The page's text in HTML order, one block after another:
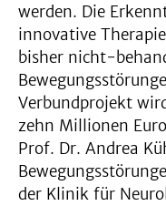
werden. Die
innovative
bisher nicht-
Verbundprojekt
zehn Millionen
Prof. Dr. Andrea
der Klinik für